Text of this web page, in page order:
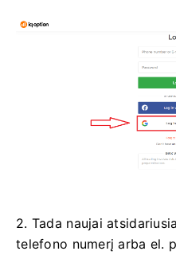
2. Tada naujai
telefono numerį arba el.